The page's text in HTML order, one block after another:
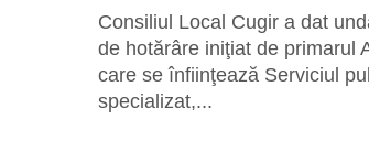
Consiliul Local Cugir a dat
de hotărâre iniţiat de primarul
care se înfiinţează Serviciul
specializat,...